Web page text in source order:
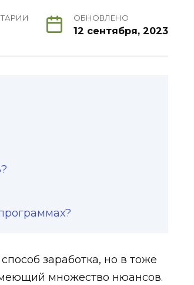
ОБНОВЛЕНО
12 сентября, 2023
заработка, но в тоже
множество нюансов.